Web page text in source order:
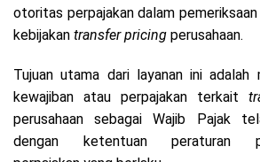
otoritas perpajakan dalam
kebijakan transfer pricing perusahaan.
Tujuan utama dari layanan ini adalah
kewajiban atau perpajakan terkait
perusahaan sebagai Wajib Pajak
dengan ketentuan peraturan